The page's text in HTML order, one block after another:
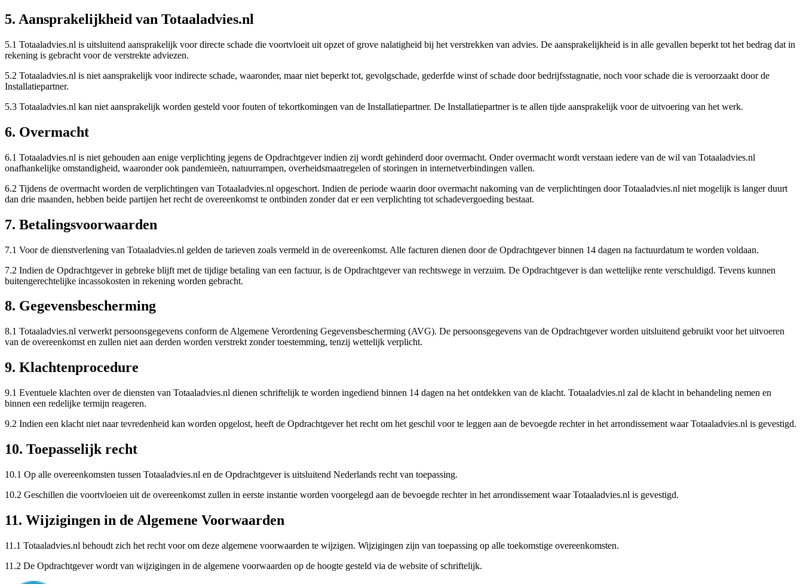
5. Aansprakelijkheid van Totaaladvies.nl
5.1 Totaaladvies.nl is uitsluitend aansprakelijk voor directe schade die voortvloeit uit opzet of grove nalatigheid bij het verstrekken van advies. De aansprakelijkheid is in alle gevallen beperkt tot het bedrag dat in
rekening is gebracht voor de verstrekte adviezen.
5.2 Totaaladvies.nl is niet aansprakelijk voor indirecte schade, waaronder, maar niet beperkt tot, gevolgschade, gederfde winst of schade door bedrijfsstagnatie, noch voor schade die is veroorzaakt door de
Installatiepartner.
5.3 Totaaladvies.nl kan niet aansprakelijk worden gesteld voor fouten of tekortkomingen van de Installatiepartner. De Installatiepartner is te allen tijde aansprakelijk voor de uitvoering van het werk.
6. Overmacht
6.1 Totaaladvies.nl is niet gehouden aan enige verplichting jegens de Opdrachtgever indien zij wordt gehinderd door overmacht. Onder overmacht wordt verstaan iedere van de wil van Totaaladvies.nl
onafhankelijke omstandigheid, waaronder ook pandemieën, natuurrampen, overheidsmaatregelen of storingen in internetverbindingen vallen.
6.2 Tijdens de overmacht worden de verplichtingen van Totaaladvies.nl opgeschort. Indien de periode waarin door overmacht nakoming van de verplichtingen door Totaaladvies.nl niet mogelijk is langer duurt
dan drie maanden, hebben beide partijen het recht de overeenkomst te ontbinden zonder dat er een verplichting tot schadevergoeding bestaat.
7. Betalingsvoorwaarden
7.1 Voor de dienstverlening van Totaaladvies.nl gelden de tarieven zoals vermeld in de overeenkomst. Alle facturen dienen door de Opdrachtgever binnen 14 dagen na factuurdatum te worden voldaan.
7.2 Indien de Opdrachtgever in gebreke blijft met de tijdige betaling van een factuur, is de Opdrachtgever van rechtswege in verzuim. De Opdrachtgever is dan wettelijke rente verschuldigd. Tevens kunnen
buitengerechtelijke incassokosten in rekening worden gebracht.
8. Gegevensbescherming
8.1 Totaaladvies.nl verwerkt persoonsgegevens conform de Algemene Verordening Gegevensbescherming (AVG). De persoonsgegevens van de Opdrachtgever worden uitsluitend gebruikt voor het uitvoeren
van de overeenkomst en zullen niet aan derden worden verstrekt zonder toestemming, tenzij wettelijk verplicht.
9. Klachtenprocedure
9.1 Eventuele klachten over de diensten van Totaaladvies.nl dienen schriftelijk te worden ingediend binnen 14 dagen na het ontdekken van de klacht. Totaaladvies.nl zal de klacht in behandeling nemen en
binnen een redelijke termijn reageren.
9.2 Indien een klacht niet naar tevredenheid kan worden opgelost, heeft de Opdrachtgever het recht om het geschil voor te leggen aan de bevoegde rechter in het arrondissement waar Totaaladvies.nl is gevestigd.
10. Toepasselijk recht
10.1 Op alle overeenkomsten tussen Totaaladvies.nl en de Opdrachtgever is uitsluitend Nederlands recht van toepassing.
10.2 Geschillen die voortvloeien uit de overeenkomst zullen in eerste instantie worden voorgelegd aan de bevoegde rechter in het arrondissement waar Totaaladvies.nl is gevestigd.
11. Wijzigingen in de Algemene Voorwaarden
11.1 Totaaladvies.nl behoudt zich het recht voor om deze algemene voorwaarden te wijzigen. Wijzigingen zijn van toepassing op alle toekomstige overeenkomsten.
11.2 De Opdrachtgever wordt van wijzigingen in de algemene voorwaarden op de hoogte gesteld via de website of schriftelijk.